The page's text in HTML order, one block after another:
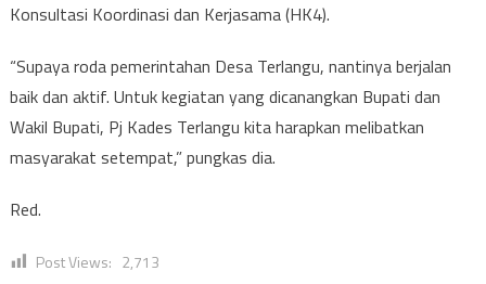
Konsultasi Koordinasi dan Kerjasama (HK4).
“Supaya roda pemerintahan Desa Terlangu, nantinya berjalan
baik dan aktif. Untuk kegiatan yang dicanangkan Bupati dan
Wakil Bupati, Pj Kades Terlangu kita harapkan melibatkan
masyarakat setempat,” pungkas dia.
Red.
Post Views: 2,713